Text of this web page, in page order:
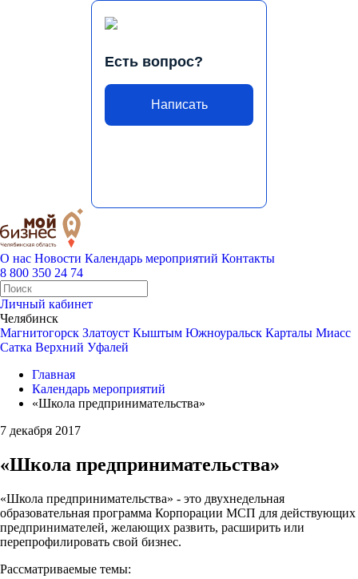
Есть вопрос?
Написать
О нас Новости Календарь мероприятий Контакты
8 800 350 24 74
Личный кабинет
Челябинск
Магнитогорск Златоуст Кыштым Южноуральск Карталы Миасс
Сатка Верхний Уфалей
Главная
Календарь мероприятий
«Школа предпринимательства»
7 декабря 2017
«Школа предпринимательства»
«Школа предпринимательства» - это двухнедельная
образовательная программа Корпорации МСП для действующих
предпринимателей, желающих развить, расширить или
перепрофилировать свой бизнес.
Рассматриваемые темы: